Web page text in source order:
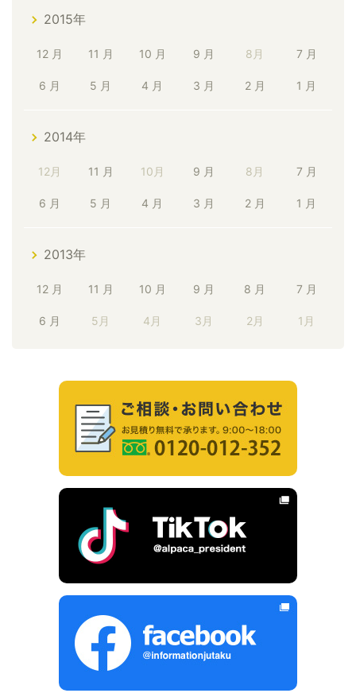
2015年
12 月 11 月 10 月 9 月 8月 7 月
6 月 5 月 4 月 3 月 2 月 1 月
2014年
12月 11 月 10月 9 月 8月 7 月
6 月 5 月 4 月 3 月 2 月 1 月
2013年
12 月 11 月 10 月 9 月 8 月 7 月
6 月 5月 4月 3月 2月 1月